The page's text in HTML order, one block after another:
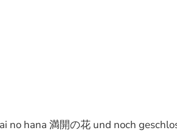
hana 満開の花 und noch